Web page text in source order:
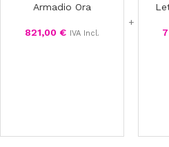
Armadio Ora
821,00 € IVA Incl.